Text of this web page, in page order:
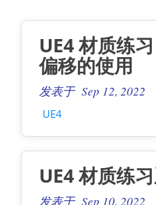
UE4 材质练
偏移的使用
发表于 Sep 12, 2022
UE4
UE4 材质练
发表于 Sep 10, 2022